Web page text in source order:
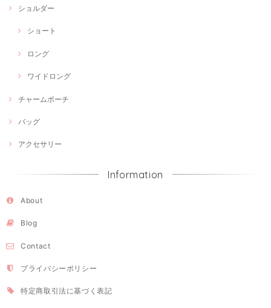
ショルダー
ショート
ロング
ワイドロング
チャームポーチ
バッグ
アクセサリー
Information
About
Blog
Contact
プライバシーポリシー
特定商取引法に基づく表記